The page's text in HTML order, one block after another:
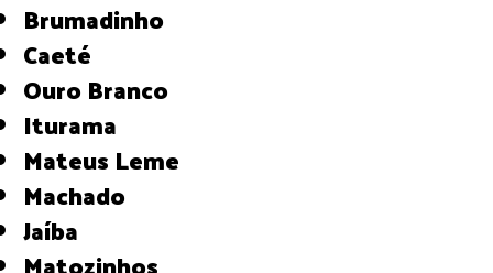
Brumadinho
Caeté
Ouro Branco
Iturama
Mateus Leme
Machado
Jaíba